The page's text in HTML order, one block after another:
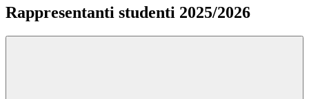
Rappresentanti studenti 2025/2026